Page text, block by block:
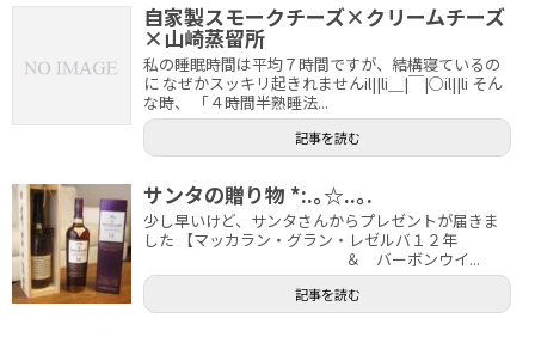
自家製スモークチーズ×クリームチーズ
×山崎蒸留所
私の睡眠時間は平均７時間ですが、結構寝ているの
に なぜかスッキリ起きれませんil||li＿|￣|○il||li そん
な時、 「４時間半熟睡法...
記事を読む
サンタの贈り物 *:.｡☆..｡.
少し早いけど、サンタさんからプレゼントが届きま
した 【マッカラン・グラン・レゼルバ１２年
＆ バーボンウイ...
記事を読む